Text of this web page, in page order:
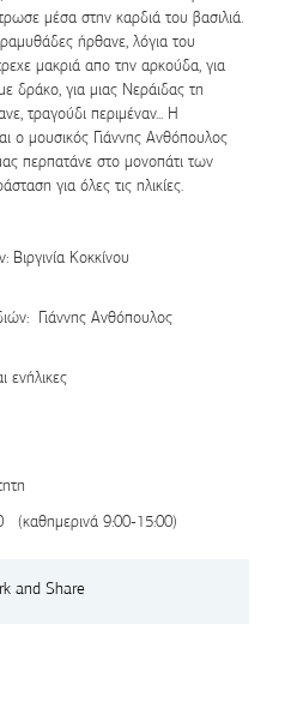
μέσα στην καρδιά του βασιλιά.
ήρθανε, λόγια του
μακριά απο την αρκούδα, για
δράκο, για μιας Νεράιδας τη
τραγούδι περιμέναν... Η
ο μουσικός Γιάννης Ανθόπουλος
περπατάνε στο μονοπάτι των
για όλες τις ηλικίες.
Κοκκίνου
Γιάννης Ανθόπουλος
ενήλικες
(καθημερινά 9:00-15:00)